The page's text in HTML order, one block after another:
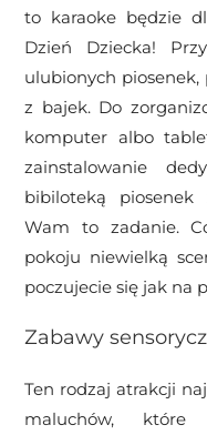
to karaoke będzie
Dzień Dziecka!
ulubionych
z bajek. Do
komputer albo
zainstalowanie
bibiloteką
Wam to zadanie.
pokoju niewielką
poczujecie się jak na
Zabawy
Ten rodzaj atrakcji
maluchów, które